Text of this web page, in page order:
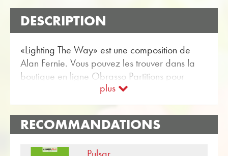
DESCRIPTION
«Lighting The Way» est une composition de
Alan Fernie. Vous pouvez les trouver dans la
boutique en ligne Obrasso Partitions pour
Orchestre d'Harmonie avec l'article no. 19312
disponible. La partition est classée dans
Niveau de difficulté B (facile). Plus
Compositions originales pour Orchestre
plus
RECOMMANDATIONS
Pulsar